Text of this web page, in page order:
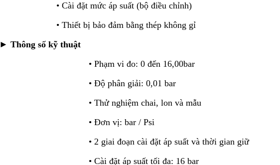
• Cài đặt mức áp suất (bộ điều chỉnh)
• Thiết bị bảo đảm bằng thép không gỉ
► Thông số kỹ thuật
• Phạm vi đo: 0 đến 16,00bar
• Độ phân giải: 0,01 bar
• Thử nghiệm chai, lon và mẫu
• Đơn vị: bar / Psi
• 2 giai đoạn cài đặt áp suất và thời gian giữ
• Cài đặt áp suất tối đa: 16 bar